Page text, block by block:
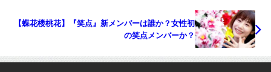
【蝶花楼桃花】『笑点』新メンバーは誰か？女性初
の笑点メンバーか？